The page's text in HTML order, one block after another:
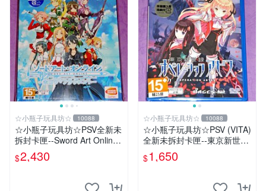
☆小瓶子玩具坊☆ 10088
☆小瓶子玩具坊☆PSV全新未
拆封卡匣--Sword Art Online
刀劍神域 虛空斷章 限定版
(日版)
$2,430
☆小瓶子玩具坊☆ 10088
☆小瓶子玩具坊☆PSV (VITA)
全新未拆封卡匣--東京新世錄
深淵行動 (日版)
$1,650